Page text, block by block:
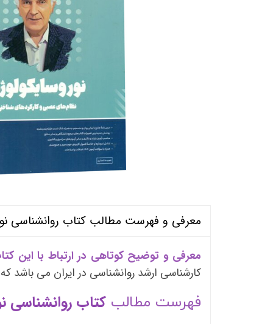
منابع آزمون استخدامی آموزگار ابتدایی
کتب
معرفی و فهرست مطالب کتاب روانشناسی
معرفی و توضیح کوتاهی در ارتباط با این
کارشناسی ارشد روانشناسی در ایران می باشد
فهرست مطالب کتاب روانشناسی